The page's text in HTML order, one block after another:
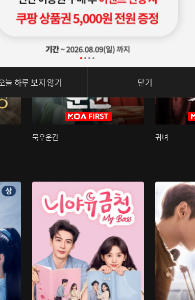
묵우운간 귀녀
늘 하루 보지 않기 닫기